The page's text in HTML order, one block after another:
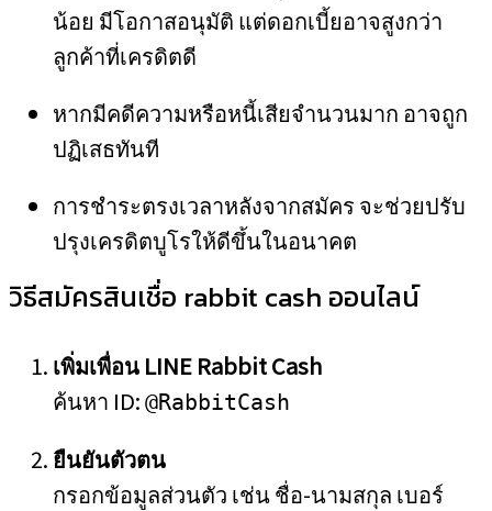
น้อย มีโอกาสอนุมัติ แต่ดอกเบี้ยอาจสูงกว่า
ลูกค้าที่เครดิตดี
หากมีคดีความหรือหนี้เสียจำนวนมาก อาจถูก
ปฏิเสธทันที
การชำระตรงเวลาหลังจากสมัคร จะช่วยปรับ
ปรุงเครดิตบูโรให้ดีขึ้นในอนาคต
วิธีสมัครสินเชื่อ rabbit cash ออนไลน์
เพิ่มเพื่อน LINE Rabbit Cash
ค้นหา ID: @RabbitCash
ยืนยันตัวตน
กรอกข้อมูลส่วนตัว เช่น ชื่อ-นามสกุล เบอร์